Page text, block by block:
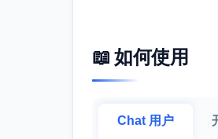
适用场景：搜索场
方案三：福利诱因
创作思路：人群定
📖 如何使用
Chat 用户